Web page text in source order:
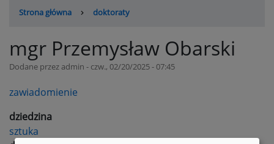
Ścieżka
Strona główna doktoraty
mgr Przemysław Obarski
Dodane przez admin - czw., 02/20/2025 - 07:45
zawiadomienie
dziedzina
sztuka